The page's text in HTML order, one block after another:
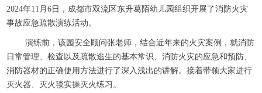
2024年11月6日，成都市双流区东升葛陌幼儿园组织开展了消防火灾
事故应急疏散演练活动。
演练前，该园安全顾问张老师，结合近年来的火灾案例，就消防
日常管理、检查以及疏散逃生的基本常识、消防火灾的应急和预防、
消防器材的正确使用方法进行了深入浅出的讲解。接着带领大家进行
灭火器、灭火毯实操灭火练习。